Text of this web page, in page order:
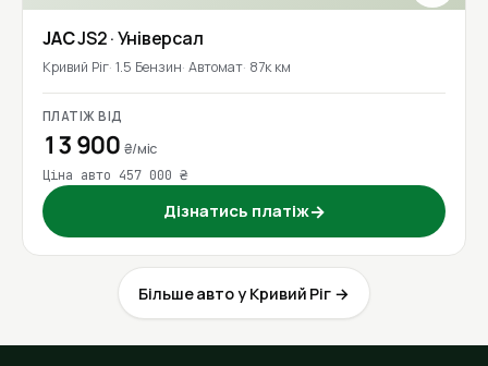
JACJS2· Універсал
Кривий Ріг 1.5 Бензин Автомат 87к км
ПЛАТІЖ ВІД
13 900 ₴/міс
Ціна авто 457 000 ₴
Дізнатись платіж→
Більше авто у Кривий Ріг →